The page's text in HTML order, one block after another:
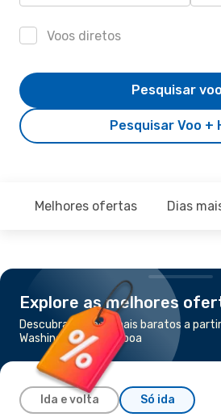
Voos diretos
Pesquisar Voo +
Pesquisar
Melhores ofertas Dias
Explore as melhores
Descubra os voos mais baratos a
Washington para Lisboa
Ida e volta Só ida